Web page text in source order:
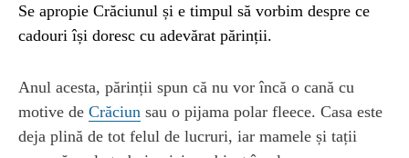
Se apropie Crăciunul și e timpul să vorbim despre ce
cadouri își doresc cu adevărat părinții.
Anul acesta, părinții spun că nu vor încă o cană cu
motive de Crăciun sau o pijama polar fleece. Casa este
deja plină de tot felul de lucruri, iar mamele și tații